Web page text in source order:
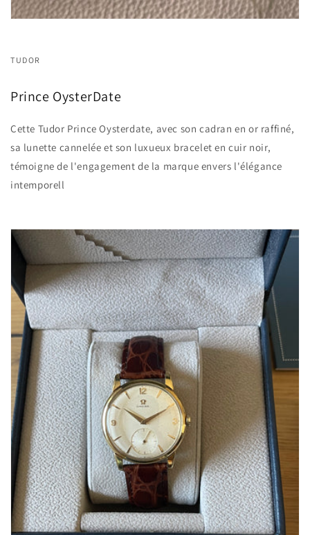
TUDOR
Prince OysterDate
Cette Tudor Prince Oysterdate, avec son cadran en or raffiné,
sa lunette cannelée et son luxueux bracelet en cuir noir,
témoigne de l'engagement de la marque envers l'élégance
intemporell